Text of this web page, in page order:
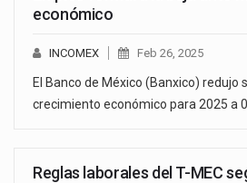
económico
INCOMEX Feb 26, 2025
El Banco de México (Banxico) redujo
crecimiento económico para 2025 a
Reglas laborales del T-MEC